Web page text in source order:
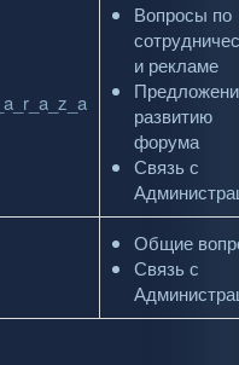
Вопросы по
и рекламе
развитию
форума
Связь с
Общие
Связь с